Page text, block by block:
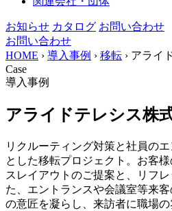
お知らせ カタログ お問い合わせ
お問い合わせ
HOME › 導入事例 › 移転 › アライ
Case
導入事例
アライドテレシス株
リクルーティング対策と社員の
とした移転プロジェクト。お客
スレイアウトのご提案と、リフ
た、エントランスや会議室等来
の意匠を凝らし、来訪者に職場